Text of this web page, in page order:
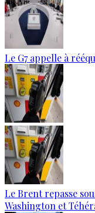
Le G7 appelle à
Le Brent repasse
Washington et